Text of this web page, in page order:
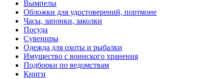
Вымпелы
Обложки для удостоверений, портмоне
Часы, запонки, заколки
Посуда
Сувениры
Одежда для охоты и рыбалки
Имущество с воинского хранения
Подборки по ведомствам
Книги